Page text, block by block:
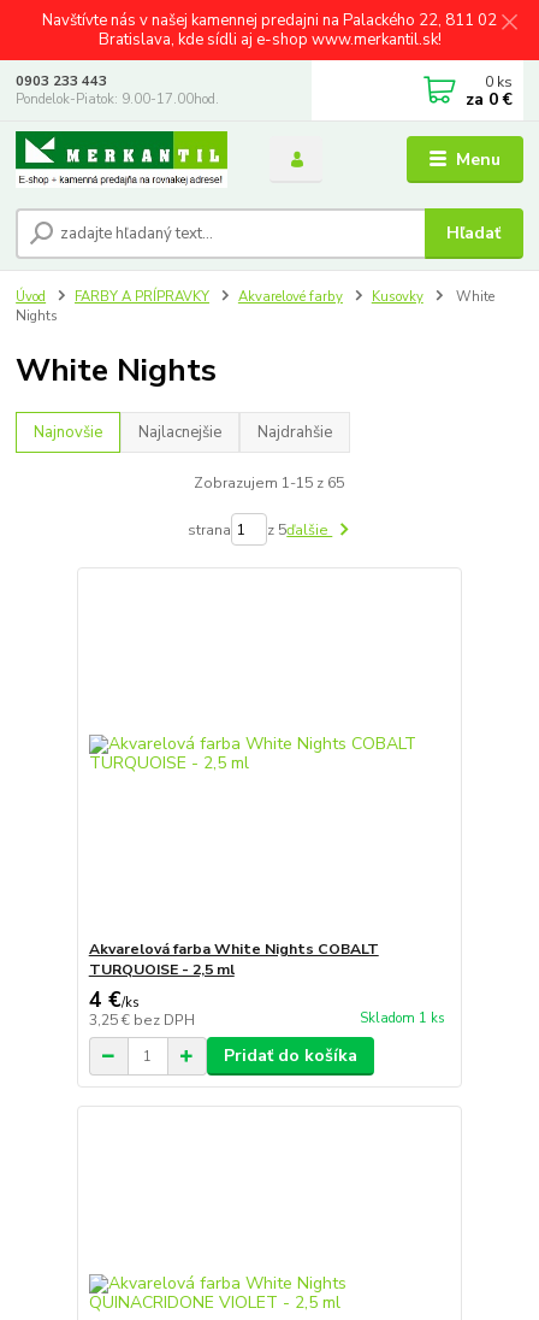
Navštívte nás v našej kamennej predajni na Palackého 22, 811 02
Bratislava, kde sídli aj e-shop www.merkantil.sk!
Menu
Hľadať
0903 233 443
Pondelok-Piatok: 9.00-17.00hod.
0 ks
za 0 €
Úvod FARBY A PRÍPRAVKY Akvarelové farby Kusovky
White
Nights
White Nights
Najnovšie Najlacnejšie Najdrahšie
Zobrazujem 1-15 z 65
strana z 5ďalšie
Akvarelová farba White Nights COBALT
TURQUOISE - 2,5 ml
4 €/ks
3,25 € bez DPH Skladom 1 ks
Pridať do košíka